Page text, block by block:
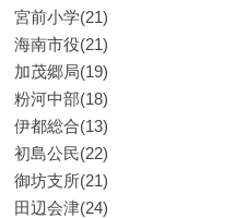
宮前小学(21)
海南市役(21)
加茂郷局(19)
粉河中部(18)
伊都総合(13)
初島公民(22)
御坊支所(21)
田辺会津(24)